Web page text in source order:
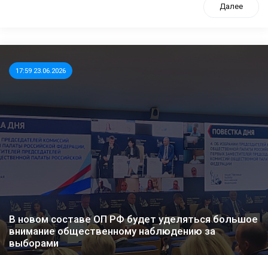
Далее
17:59 23.06.2026
В новом составе ОП РФ будет уделяться большое
внимание общественному наблюдению за
выборами